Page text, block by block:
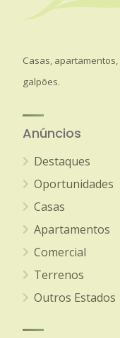
Casas,
galpões.
Anúncios
Destaques
Oportunidades
Casas
Apartamentos
Comercial
Terrenos
Outros Estados